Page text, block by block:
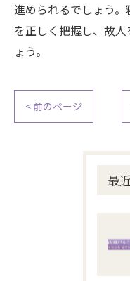
進められるでしょう
を正しく把握し、故
ょう。
< 前のページ
最